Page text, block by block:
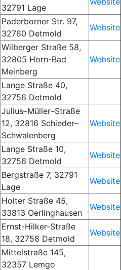
32791 Lage
Paderborner Str. 97,
32760 Detmold
Website
Wilberger Straße 58,
32805 Horn-Bad
Meinberg
Website
Lange Straße 40,
32756 Detmold
Julius–Müller–Straße
12, 32816 Schieder–
Schwalenberg
Website
Lange Straße 10,
32756 Detmold
Website
Bergstraße 7, 32791
Lage
Website
Holter Straße 45,
33813 Oerlinghausen
Website
Ernst-Hilker-Straße
18, 32758 Detmold
Website
Mittelstraße 145,
32357 Lemgo